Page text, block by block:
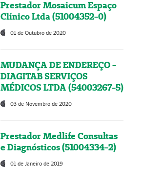
Prestador Mosaicum Espaço
Clínico Ltda (51004352-0)
01 de Outubro de 2020
MUDANÇA DE ENDEREÇO -
DIAGITAB SERVIÇOS
MÉDICOS LTDA (54003267-5)
03 de Novembro de 2020
Prestador Medlife Consultas
e Diagnósticos (51004334-2)
01 de Janeiro de 2019